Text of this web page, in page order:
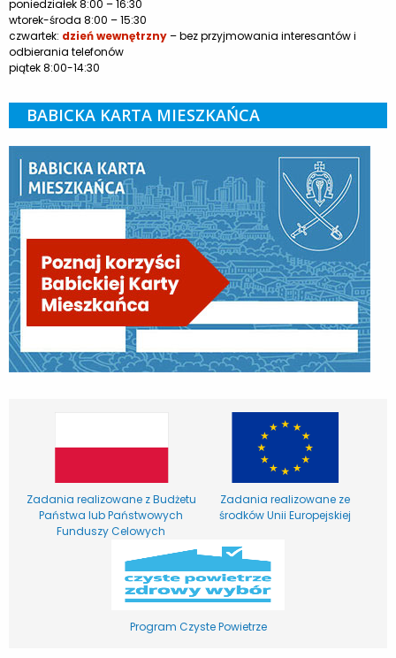
poniedziałek 8:00 – 16:30
wtorek-środa 8:00 – 15:30
czwartek: dzień wewnętrzny– bez przyjmowania interesantów i
odbierania telefonów
piątek 8:00-14:30
BABICKA KARTA MIESZKAŃCA
Zadania realizowane z Budżetu
Państwa lub Państwowych
Funduszy Celowych
Zadania realizowane ze
środków Unii Europejskiej
Program Czyste Powietrze